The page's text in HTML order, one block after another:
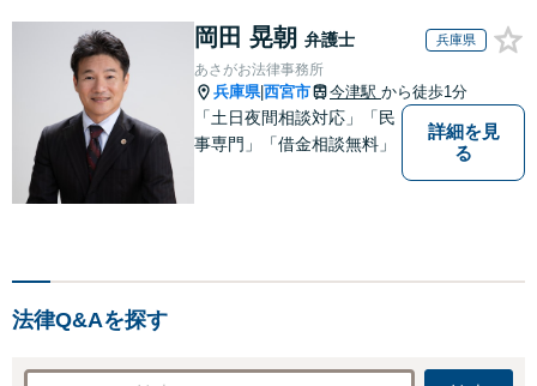
をお手伝い致しま
す。
因の借金もご相談
室】
岡田 晃朝 弁護士 兵庫県
あさがお法律事務所
兵庫県|西宮市 今津駅 から徒歩1分
「土日夜間相談対応」「民
事専門」「借金相談無料」
詳細を見
る
法律Q&Aを探す